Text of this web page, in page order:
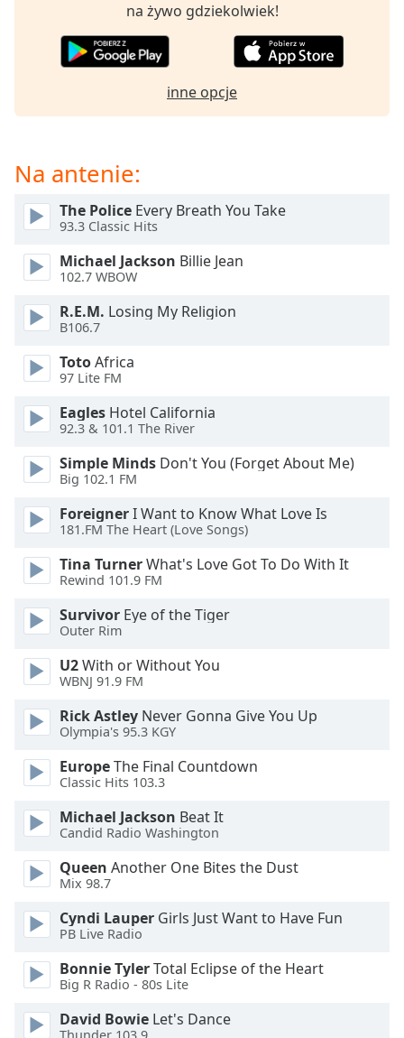
cancel
the
window.
Color
Opacity
Background
Color
Opacity
Caption
Area
Color
Opacity
Font
Edge
Style
Font
Family
Reset
Done
Modal
Dialog
na żywo gdziekolwiek!
inne opcje
Na antenie:
The Police Every Breath You Take
93.3 Classic Hits
Michael Jackson Billie Jean
102.7 WBOW
R.E.M. Losing My Religion
B106.7
TotoAfrica
97 Lite FM
Eagles Hotel California
92.3 & 101.1 The River
Simple Minds Don't You (Forget About Me)
Big 102.1 FM
ForeignerI Want to Know What Love Is
181.FM The Heart (Love Songs)
Tina TurnerWhat's Love Got To Do With It
Rewind 101.9 FM
Survivor Eye of the Tiger
Outer Rim
U2With or Without You
WBNJ 91.9 FM
Rick Astley Never Gonna Give You Up
Olympia's 95.3 KGY
EuropeThe Final Countdown
Classic Hits 103.3
Michael Jackson Beat It
Candid Radio Washington
Queen Another One Bites the Dust
Mix 98.7
Cyndi Lauper Girls Just Want to Have Fun
PB Live Radio
Bonnie TylerTotal Eclipse of the Heart
Big R Radio - 80s Lite
David Bowie Let's Dance